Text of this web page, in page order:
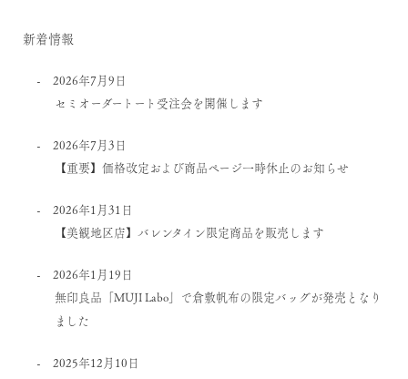
新着情報
2026年7月9日
セミオーダートート受注会を開催します
2026年7月3日
【重要】価格改定および商品ページ一時休止のお知らせ
2026年1月31日
【美観地区店】バレンタイン限定商品を販売します
2026年1月19日
無印良品「MUJI Labo」で倉敷帆布の限定バッグが発売となり
ました
2025年12月10日